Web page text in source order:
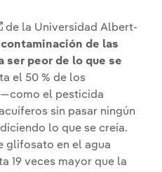
Enlace externo, se abre en
de la Universidad Albert-
de las
ser peor de lo que se
el 50 % de los
el pesticida
sin pasar ningún
lo que se creía.
glifosato en el agua
19 veces mayor que la